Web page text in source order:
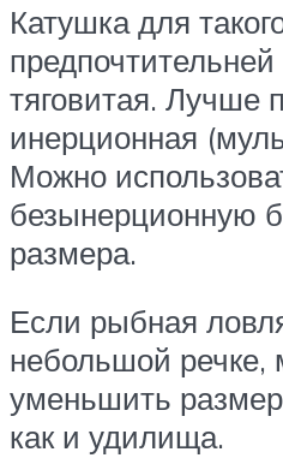
Катушка для
тяговитая. Лучше
инерционная
Можно
безынерционную
размера.
Если рыбная
небольшой речке,
уменьшить
как и удилища.